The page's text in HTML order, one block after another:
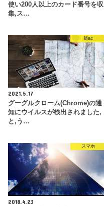
使い200人以上のカード番号を収
集,ス…
Mac
2021.5.17
グーグルクローム(Chrome)の通
知にウイルスが検出されました,
と,う…
スマホ
2018.4.23